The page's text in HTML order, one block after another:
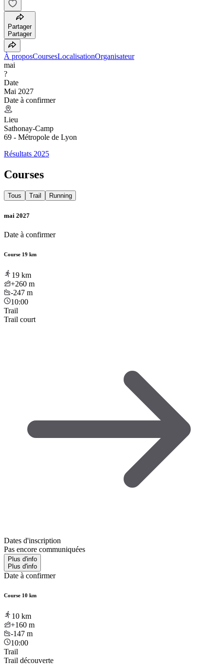
Partager
Partager
À proposCoursesLocalisationOrganisateur
mai
?
Date
Mai 2027
Date à confirmer
Lieu
Sathonay-Camp
69 - Métropole de Lyon
Résultats 2025
Courses
Tous Trail Running
mai 2027
Date à confirmer
Course 19 km
19 km
+260 m
-247 m
10:00
Trail
Trail court
Dates d'inscription
Pas encore communiquées
Plus d'info
Plus d'info
Date à confirmer
Course 10 km
10 km
+160 m
-147 m
10:00
Trail
Trail découverte